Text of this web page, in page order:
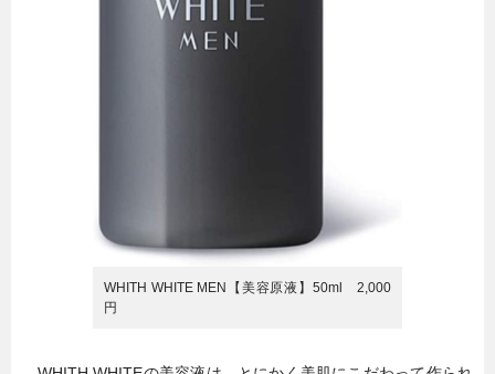
WHITH WHITE MEN【美容原液】50ml 2,000
円